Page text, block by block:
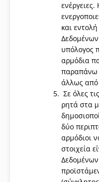
και
υπόλογος
αρμόδια
παραπάνω
άλλως από
Σε όλες
ρητά στα
δύο
αρμόδιοι
στοιχεία